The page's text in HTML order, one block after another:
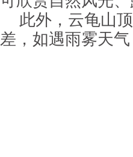
此外，云龟山
差，如遇雨雾天